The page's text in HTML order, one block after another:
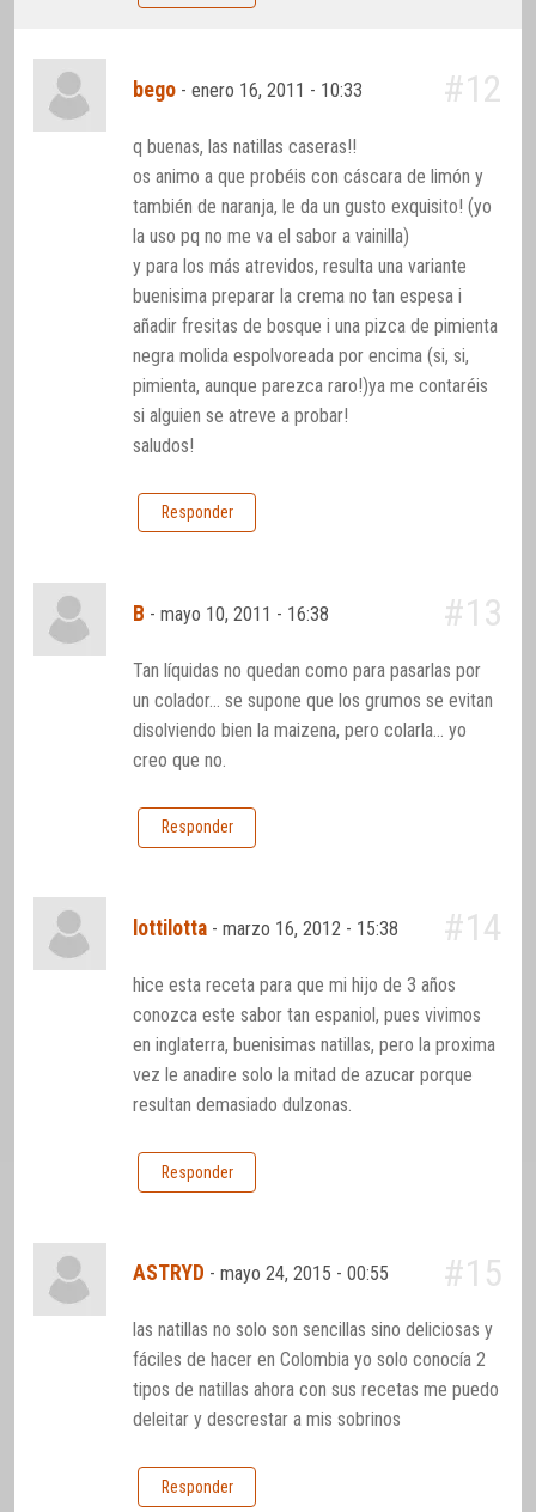
bego -enero 16, 2011 - 10:33 #12
q buenas, las natillas caseras!!
os animo a que probéis con cáscara de limón y
también de naranja, le da un gusto exquisito! (yo
la uso pq no me va el sabor a vainilla)
y para los más atrevidos, resulta una variante
buenisima preparar la crema no tan espesa i
añadir fresitas de bosque i una pizca de pimienta
negra molida espolvoreada por encima (si, si,
pimienta, aunque parezca raro!)ya me contaréis
si alguien se atreve a probar!
saludos!
Responder
B -mayo 10, 2011 - 16:38 #13
Tan líquidas no quedan como para pasarlas por
un colador… se supone que los grumos se evitan
disolviendo bien la maizena, pero colarla… yo
creo que no.
Responder
lottilotta -marzo 16, 2012 - 15:38 #14
hice esta receta para que mi hijo de 3 años
conozca este sabor tan espaniol, pues vivimos
en inglaterra, buenisimas natillas, pero la proxima
vez le anadire solo la mitad de azucar porque
resultan demasiado dulzonas.
Responder
ASTRYD -mayo 24, 2015 - 00:55 #15
las natillas no solo son sencillas sino deliciosas y
fáciles de hacer en Colombia yo solo conocía 2
tipos de natillas ahora con sus recetas me puedo
deleitar y descrestar a mis sobrinos
Responder